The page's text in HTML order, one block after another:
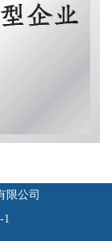
限公司
1